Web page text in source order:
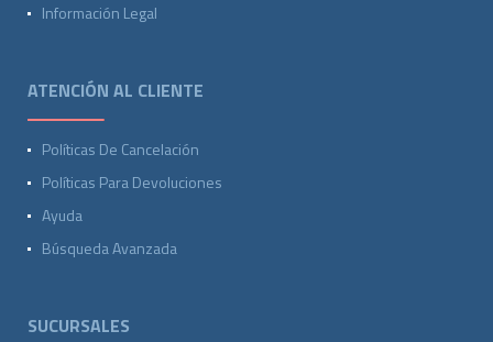
Información Legal
ATENCIÓN AL CLIENTE
Políticas De Cancelación
Políticas Para Devoluciones
Ayuda
Búsqueda Avanzada
SUCURSALES